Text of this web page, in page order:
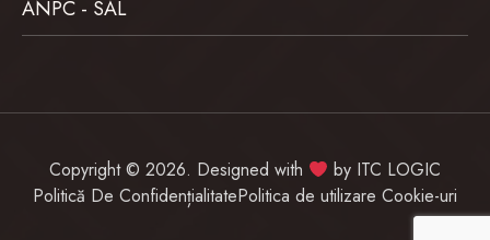
ANPC - SAL
Copyright © 2026. Designed with by ITC LOGIC
Politică De ConfidențialitatePolitica de utilizare Cookie-uri